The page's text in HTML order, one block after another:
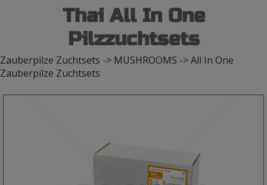
Thai All In One
Pilzzuchtsets
Zauberpilze Zuchtsets -> MUSHROOMS -> All In One
Zauberpilze Zuchtsets